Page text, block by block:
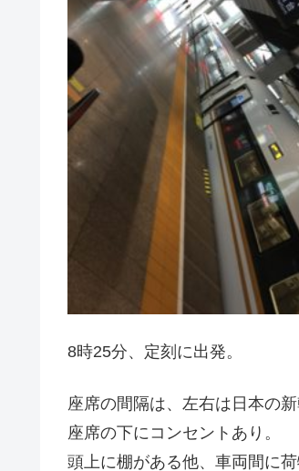
8時25分、定刻に出発。
座席の間隔は、左右は日本の
座席の下にコンセントあり。
頭上に棚がある他、車両間に